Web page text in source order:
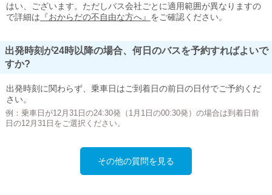
はい、ございます。ただしバス会社ごとに適用範囲が異なりますの
で詳細は 『おからだの不自由な方へ』 をご確認ください。
出発時刻が24時以降の場合、何日のバスを予約すればよいで
すか?
出発時刻に関わらず、乗車日はご到着日の前日の日付でご予約くだ
さい。
例：乗車日が12月31日の24:30発（1月1日の00:30発）の場合は到着日前
日の12月31日をご選択ください。
その他の質問を見る